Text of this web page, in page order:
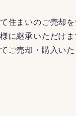
住まいのご売却
に継承いただけ
ご売却・購入いた